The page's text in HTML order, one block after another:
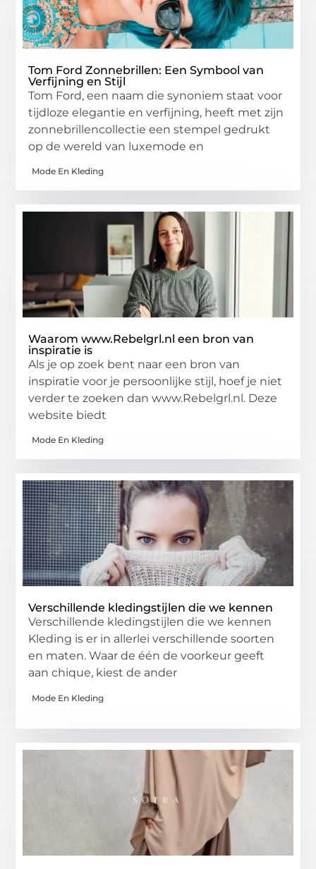
Tom Ford Zonnebrillen: Een Symbool van
Verfijning en Stijl
Tom Ford, een naam die synoniem staat voor
tijdloze elegantie en verfijning, heeft met zijn
zonnebrillencollectie een stempel gedrukt
op de wereld van luxemode en
Mode En Kleding
Waarom www.Rebelgrl.nl een bron van
inspiratie is
Als je op zoek bent naar een bron van
inspiratie voor je persoonlijke stijl, hoef je niet
verder te zoeken dan www.Rebelgrl.nl. Deze
website biedt
Mode En Kleding
Verschillende kledingstijlen die we kennen
Verschillende kledingstijlen die we kennen
Kleding is er in allerlei verschillende soorten
en maten. Waar de één de voorkeur geeft
aan chique, kiest de ander
Mode En Kleding